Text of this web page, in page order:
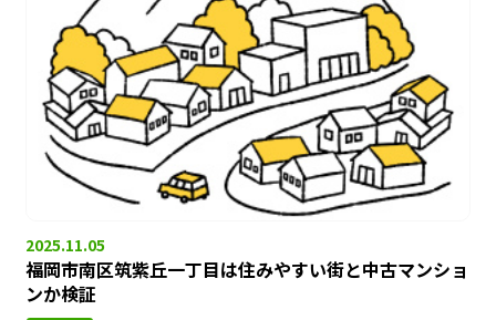
2025.11.05
福岡市南区筑紫丘一丁目は住みやすい街と中古マンショ
ンか検証